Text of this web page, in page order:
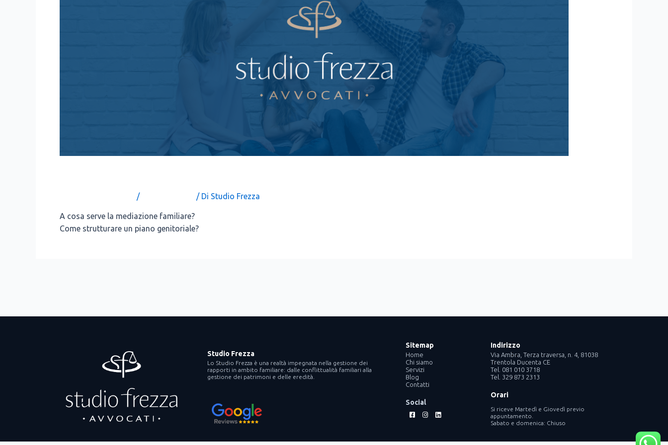
/ / Di Studio Frezza
A cosa ser­ve la media­zio­ne fami­lia­re?
Come strut­tu­ra­re un pia­no geni­to­ria­le?
Studio Frezza
Lo Studio Frezza è una realtà impegnata nella gestione dei
rapporti in ambito familiare: dalle conflittualità familiari alla
gestione dei patrimoni e delle eredità.
Sitemap
Home
Chi siamo
Servizi
Blog
Contatti
Social
Facebook-
square
Instagram
Linkedin
Indirizzo
Via Ambra, Terza traversa, n. 4, 81038
Trentola Ducenta CE
Tel. 081 010 3718
Tel. 329 873 2313
Orari
Si riceve Martedì e Giovedì previo
appuntamento.
Sabato e domenica: Chiuso